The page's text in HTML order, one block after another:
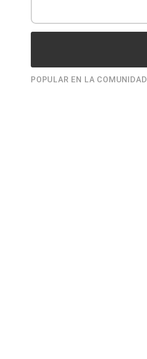
POPULAR EN LA COMUNIDAD